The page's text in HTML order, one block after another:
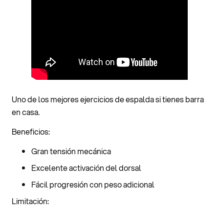
Uno de los mejores ejercicios de espalda si tienes barra
en casa.
Beneficios:
Gran tensión mecánica
Excelente activación del dorsal
Fácil progresión con peso adicional
Limitación: